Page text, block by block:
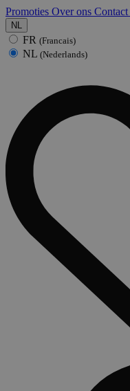
Promoties Over ons Contact
NL
FR (Francais)
NL (Nederlands)